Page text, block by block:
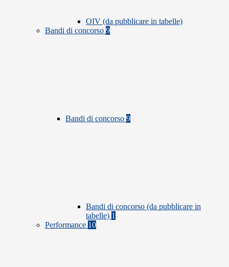
OIV (da pubblicare in tabelle)
Bandi di concorso 9
Bandi di concorso 9
Bandi di concorso (da pubblicare in
tabelle) 1
Performance 10